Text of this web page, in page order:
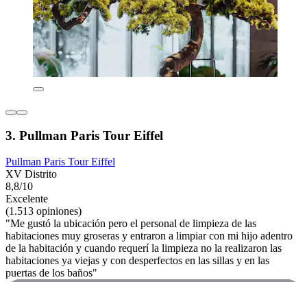
3. Pullman Paris Tour Eiffel
Pullman Paris Tour Eiffel
XV Distrito
8,8/10
Excelente
(1.513 opiniones)
"Me gustó la ubicación pero el personal de limpieza de las
habitaciones muy groseras y entraron a limpiar con mi hijo adentro
de la habitación y cuando requerí la limpieza no la realizaron las
habitaciones ya viejas y con desperfectos en las sillas y en las
puertas de los baños"